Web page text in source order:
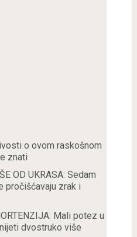
o ovom raskošnom
znati
OD UKRASA: Sedam
pročišćavaju zrak i
Mali potez u
dvostruko više